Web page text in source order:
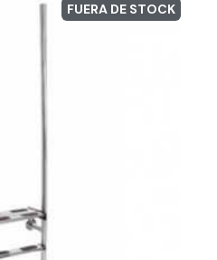
FUERA DE STOCK